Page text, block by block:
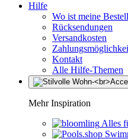
Hilfe
Wo ist meine
Rücksendungen
Versandkosten
Kontakt
Alle Hilfe-Themen
Mehr Inspiration
Alles